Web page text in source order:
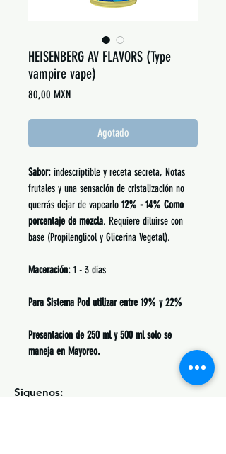
HEISENBERG AV FLAVORS (Type
vampire vape)
80,00 MXNPrecio
Agotado
Sabor: indescriptible y receta secreta, Notas
frutales y una sensación de cristalización no
querrás dejar de vapearlo 12% - 14% Como
porcentaje de mezcla. Requiere diluirse con
base (Propilenglicol y Glicerina Vegetal).
Maceración: 1 - 3 días
Para Sistema Pod utilizar entre 19% y 22%
​​​​​​​Presentacion de 250 ml y 500 ml solo se
maneja en Mayoreo.
Siguenos: